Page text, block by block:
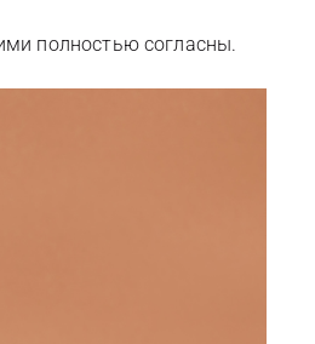
полностью согласны.